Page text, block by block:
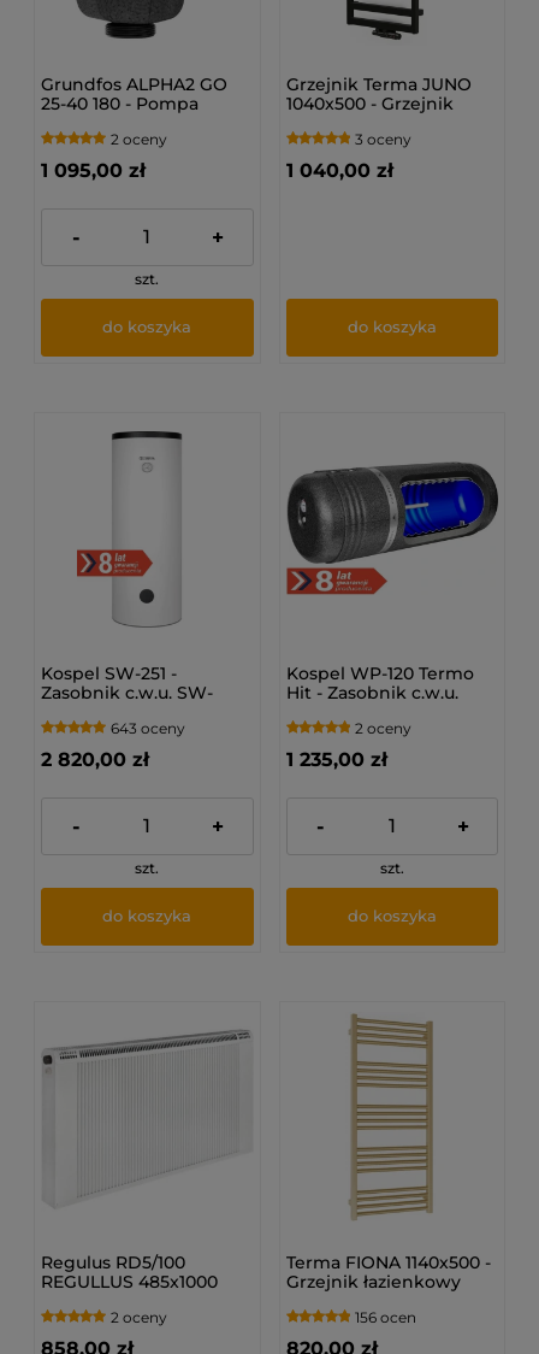
Grundfos ALPHA2 GO
25-40 180 - Pompa
2 oceny
1 095,00 zł
- +
szt.
do koszyka
Grzejnik Terma JUNO
1040x500 - Grzejnik
3 oceny
1 040,00 zł
do koszyka
Kospel SW-251 -
Zasobnik c.w.u. SW-
643 oceny
2 820,00 zł
- +
szt.
do koszyka
Kospel WP-120 Termo
Hit - Zasobnik c.w.u.
2 oceny
1 235,00 zł
- +
szt.
do koszyka
Regulus RD5/100
REGULLUS 485x1000
dolnozasilany
2 oceny
858,00 zł
Terma FIONA 1140x500 -
Grzejnik łazienkowy
156 ocen
820,00 zł